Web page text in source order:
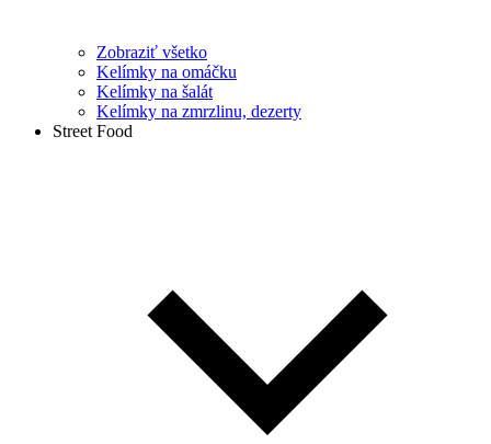
Zobraziť všetko
Kelímky na omáčku
Kelímky na šalát
Kelímky na zmrzlinu, dezerty
Street Food